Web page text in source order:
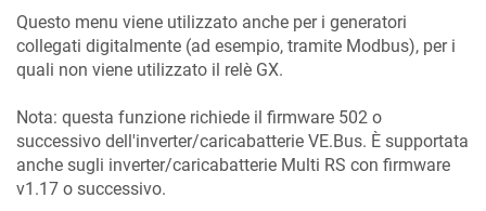
Questo menu viene utilizzato anche per i generatori
collegati digitalmente (ad esempio, tramite Modbus), per i
quali non viene utilizzato il relè GX.
Nota: questa funzione richiede il firmware 502 o
successivo dell'inverter/caricabatterie VE.Bus. È supportata
anche sugli inverter/caricabatterie Multi RS con firmware
v1.17 o successivo.